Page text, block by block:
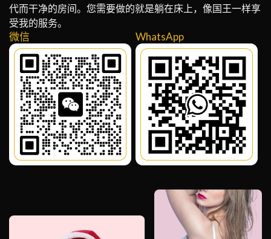
代而干净的房间。您需要做的就是躺在床上，像国王一样享
受我的服务。
微信 WhatsApp